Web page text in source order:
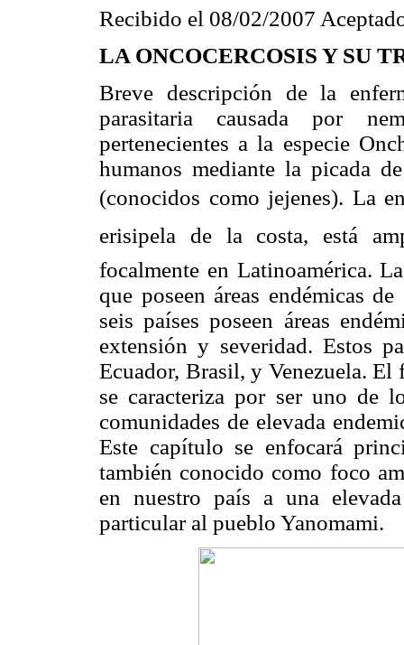
Recibido el 08/02/2007
LA ONCOCERCOSIS Y SU
Breve descripción de la
parasitaria causada por
pertenecientes a la especie
humanos mediante la picada
(conocidos como jejenes). La
erisipela de la costa, está
focalmente en Latinoamérica.
que poseen áreas endémicas
seis países poseen áreas
extensión y severidad. Estos
Ecuador, Brasil, y Venezuela. El
se caracteriza por ser uno de
comunidades de elevada
Este capítulo se enfocará
también conocido como foco
en nuestro país a una
particular al pueblo Yanomami.